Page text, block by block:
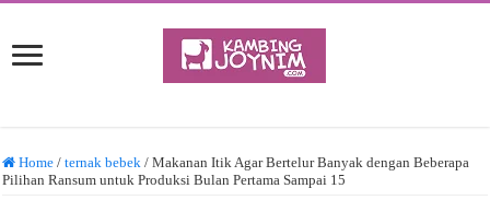
Home / ternak bebek / Makanan Itik Agar Bertelur Banyak dengan Beberapa
Pilihan Ransum untuk Produksi Bulan Pertama Sampai 15